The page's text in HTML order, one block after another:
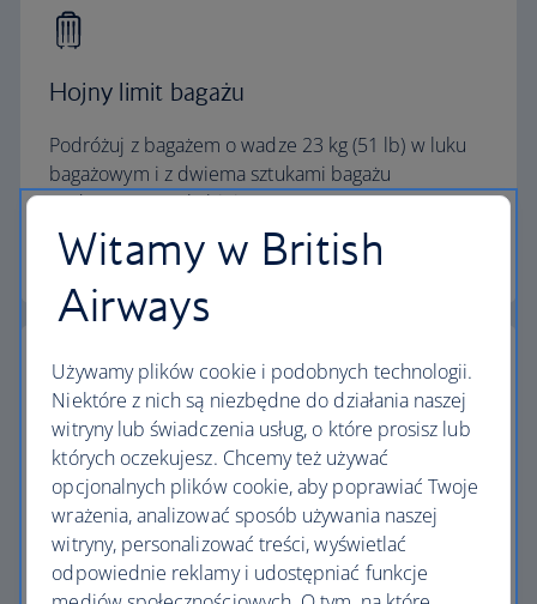
Hojny limit bagażu
Podróżuj z bagażem o wadze 23 kg (51 lb) w luku
bagażowym i z dwiema sztukami bagażu
podręcznego w kabinie.
Kalkulator limitu bagażu
Najwyższe standardy
Loty z British Airways to coś więcej niż podróż z
jednego miejsca do drugiego.
Odkryj udogodnienia
Witamy w British
Airways
Używamy plików cookie i podobnych technologii.
Niektóre z nich są niezbędne do działania naszej
witryny lub świadczenia usług, o które prosisz lub
których oczekujesz. Chcemy też używać
opcjonalnych plików cookie, aby poprawiać Twoje
wrażenia, analizować sposób używania naszej
witryny, personalizować treści, wyświetlać
odpowiednie reklamy i udostępniać funkcje